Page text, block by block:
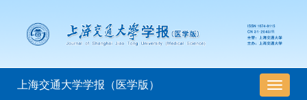
导
上海交通大学学报（医学版）